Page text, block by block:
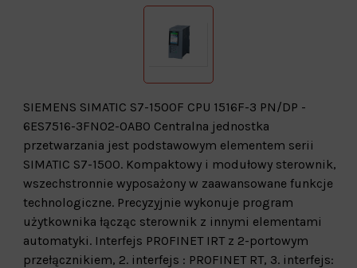
SIEMENS SIMATIC S7-1500F CPU 1516F-3 PN/DP -
6ES7516-3FN02-0AB0 Centralna jednostka
przetwarzania jest podstawowym elementem serii
SIMATIC S7-1500. Kompaktowy i modułowy sterownik,
wszechstronnie wyposażony w zaawansowane funkcje
technologiczne. Precyzyjnie wykonuje program
użytkownika łącząc sterownik z innymi elementami
automatyki. Interfejs PROFINET IRT z 2-portowym
przełącznikiem, 2. interfejs : PROFINET RT, 3. interfejs: